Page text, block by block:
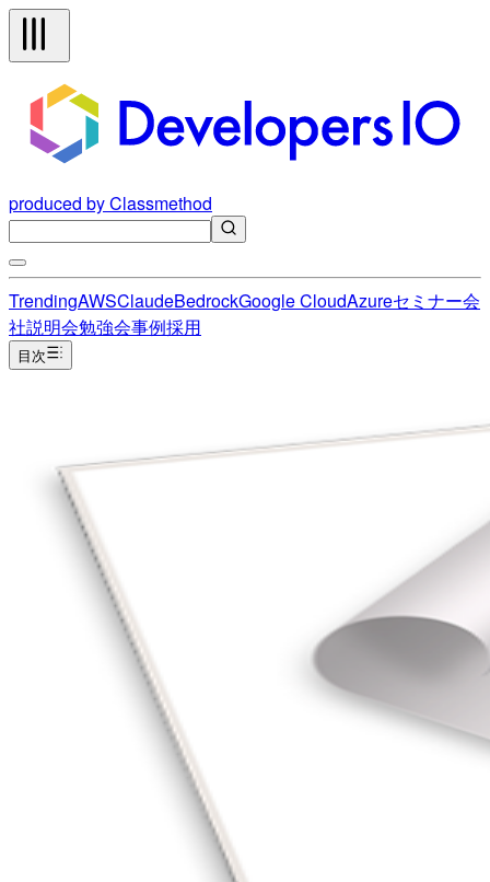
produced by Classmethod
TrendingAWSClaudeBedrockGoogle CloudAzureセミナー会
社説明会勉強会事例採用
目次